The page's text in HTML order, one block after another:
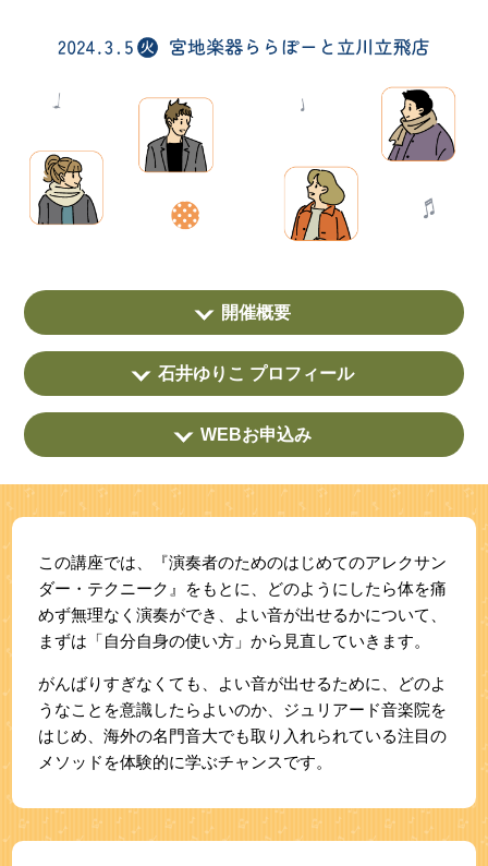
開催概要
石井ゆりこ プロフィール
WEBお申込み
この講座では、『演奏者のためのはじめてのアレクサン
ダー・テクニーク』をもとに、
どのようにしたら体を痛
めず無理なく演奏ができ、よい音が出せるかについて、
まずは「自分自身の使い方」から見直していきます。
がんばりすぎなくても、よい音が出せるために、どのよ
うなことを意識したらよいのか、 ジュリアード音楽院を
はじめ、海外の名門音大でも取り入れられている注目の
メソッドを体験的に学ぶチャンスです。